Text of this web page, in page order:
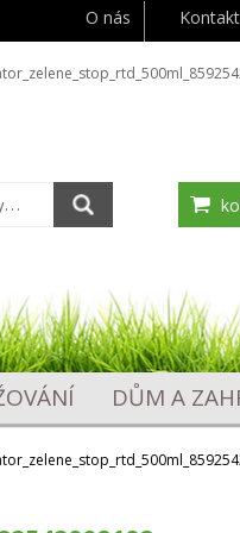
O nás
DŮM A